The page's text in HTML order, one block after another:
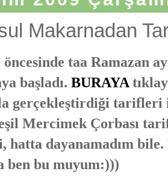
Makarnadan
taa Ramazan
başladı. BURAYA
gerçekleştirdiği tarifleri
Mercimek Çorbası
hatta dayanamadım
ben bu muyum:)))